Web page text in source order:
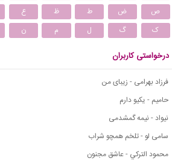
ص
ض ط ظ ع
ک
گ ل م ن
درخواستی کاربران
فرزاد بهرامی - زیبای من
حامیم - یکیو دارم
نیواد - نیمه گمشدمی
سامی لو - تلخم همچو شراب
محمود التركي - عاشق مجنون